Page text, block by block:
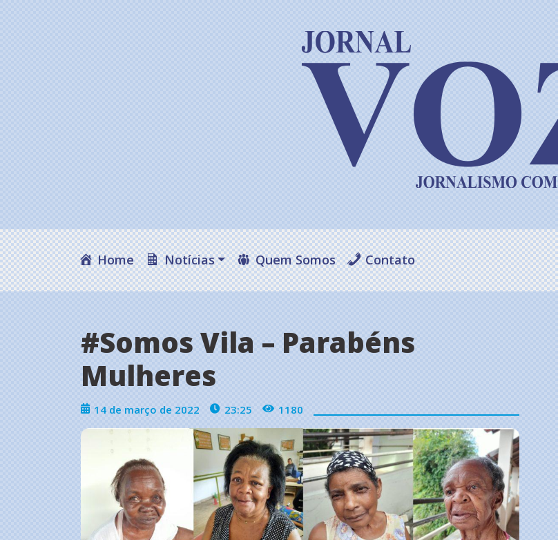
Home Notícias Quem Somos Contato
#Somos Vila – Parabéns
Mulheres
14 de março de 2022 23:25 1180